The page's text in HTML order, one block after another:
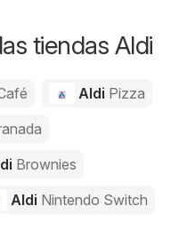
tiendas Aldi
Aldi Pizza
Brownies
Aldi Nintendo Switch